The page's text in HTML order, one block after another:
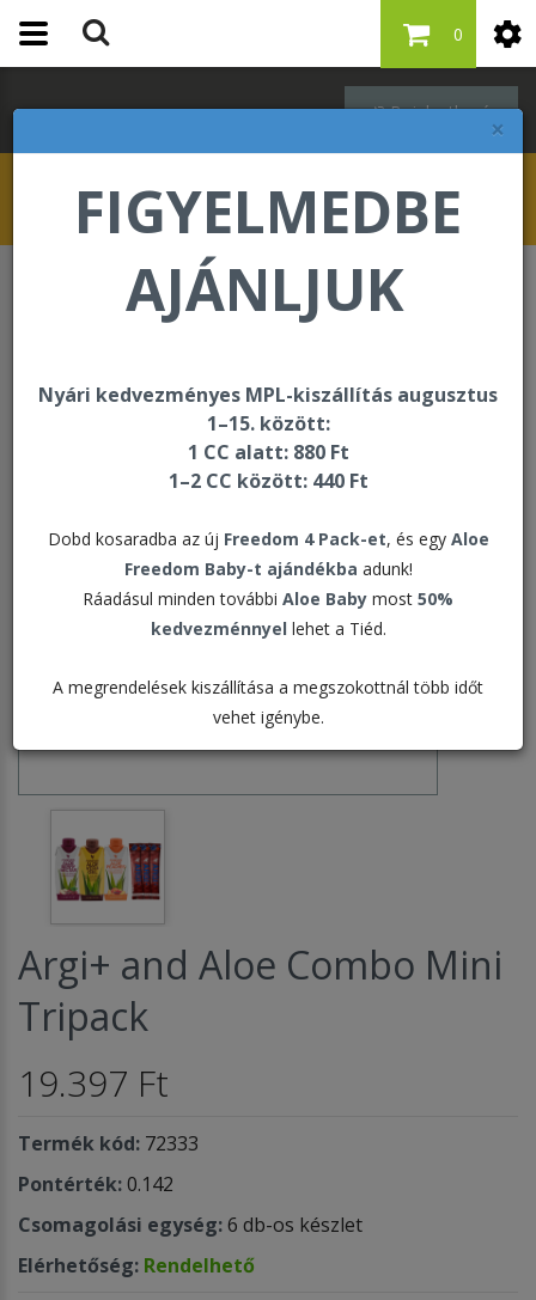
×
FIGYELMEDBE
AJÁNLJUK
Nyári kedvezményes MPL-kiszállítás augusztus
1–15. között:
1 CC alatt: 880 Ft
1–2 CC között: 440 Ft
Dobd kosaradba az új Freedom 4 Pack-et, és egy Aloe
Freedom Baby-t ajándékba adunk!
Ráadásul minden további Aloe Baby most 50%
kedvezménnyel lehet a Tiéd.
A megrendelések kiszállítása a megszokottnál több időt
vehet igénybe.
Bejelentkezés
0
Egységcsomagok
Argi+ and Aloe Combo Mini Tripack
Argi+ and Aloe Combo Mini
Tripack
19.397 Ft
Termék kód: 72333
Pontérték:0.142
Csomagolási egység:6 db-os készlet
Elérhetőség: Rendelhető